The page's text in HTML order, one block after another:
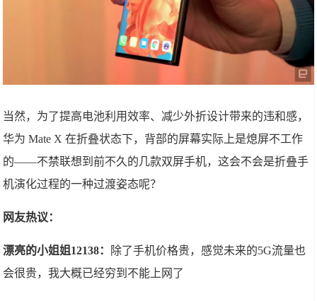
当然，为了提高电池利用效率、减少外折设计带来的违和感，
华为 Mate X 在折叠状态下，背部的屏幕实际上是熄屏不工作
的——不禁联想到前不久的几款双屏手机，这会不会是折叠手
机演化过程的一种过渡姿态呢？
网友热议：
漂亮的小姐姐12138： 除了手机价格贵，感觉未来的5G流量也
会很贵，我大概已经穷到不能上网了